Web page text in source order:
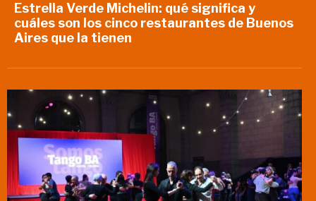
Estrella Verde Michelin: qué significa y
cuáles son los cinco restaurantes de Buenos
Aires que la tienen